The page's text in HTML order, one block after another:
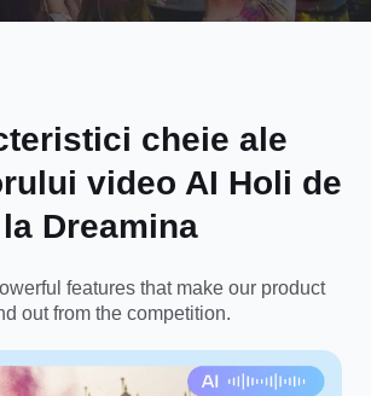
cheie ale
video AI Holi de
la Dreamina
features that make our product
out from the competition.